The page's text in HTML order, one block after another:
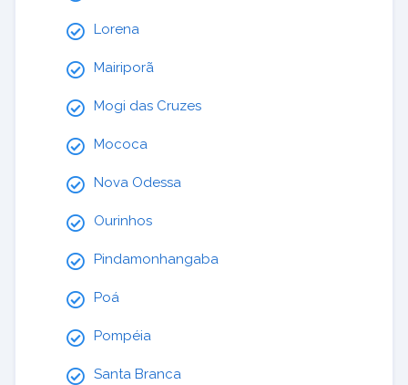
Lorena
Mairiporã
Mogi das Cruzes
Mococa
Nova Odessa
Ourinhos
Pindamonhangaba
Poá
Pompéia
Santa Branca